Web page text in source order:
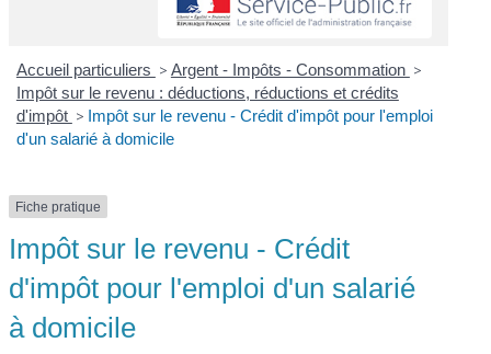
Accueil particuliers > Argent - Impôts - Consommation >
Impôt sur le revenu : déductions, réductions et crédits
d'impôt > Impôt sur le revenu - Crédit d'impôt pour l'emploi
d'un salarié à domicile
Fiche pratique
Impôt sur le revenu - Crédit
d'impôt pour l'emploi d'un salarié
à domicile